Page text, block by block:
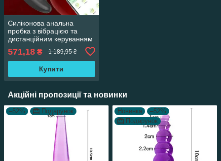
Силіконова анальна
пробка з вібрацією та
дистанційним керуванням
571,18 ₴ 1 189,95 ₴
Купити
Акційні пропозиції та новинки
–52% Подарунок Новинка
–52%
Подарунок